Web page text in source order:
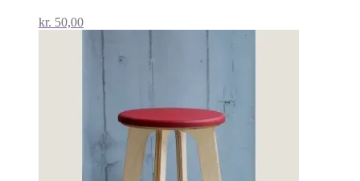
kr. 50,00